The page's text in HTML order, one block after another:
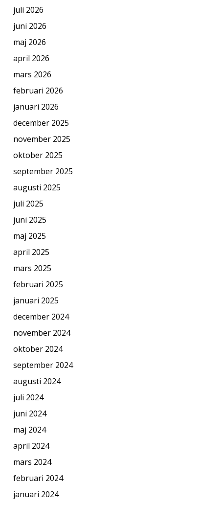
juli 2026
juni 2026
maj 2026
april 2026
mars 2026
februari 2026
januari 2026
december 2025
november 2025
oktober 2025
september 2025
augusti 2025
juli 2025
juni 2025
maj 2025
april 2025
mars 2025
februari 2025
januari 2025
december 2024
november 2024
oktober 2024
september 2024
augusti 2024
juli 2024
juni 2024
maj 2024
april 2024
mars 2024
februari 2024
januari 2024